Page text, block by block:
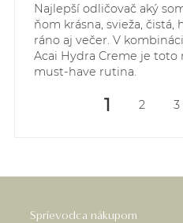
Najlepší odličovač aký
ňom krásna, svieža, čistá,
ráno aj večer. V
Acai Hydra Creme je toto
must-have rutina.
1 2 3
Sprievodca nákupom